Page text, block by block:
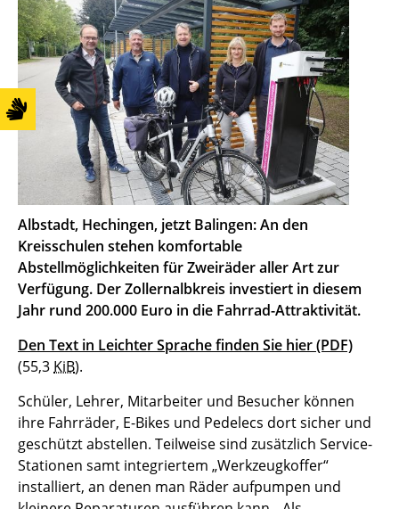
Albstadt, Hechingen, jetzt Balingen: An den
Kreisschulen stehen komfortable
Abstellmöglichkeiten für Zweiräder aller Art zur
Verfügung. Der Zollernalbkreis investiert in diesem
Jahr rund 200.000 Euro in die Fahrrad-Attraktivität.
Den Text in Leichter Sprache finden Sie hier(PDF)
(55,3 KiB).
Schüler, Lehrer, Mitarbeiter und Besucher können
ihre Fahrräder, E-Bikes und Pedelecs dort sicher und
geschützt abstellen. Teilweise sind zusätzlich Service-
Stationen samt integriertem „Werkzeugkoffer“
installiert, an denen man Räder aufpumpen und